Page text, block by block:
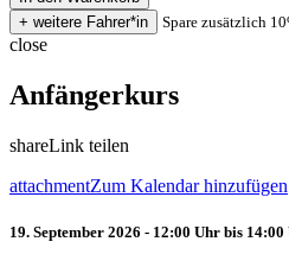
Spare zusätzlich
close
Anfängerkurs
shareLink teilen
attachmentZum Kalendar hinzufügen
19. September 2026 - 12:00 Uhr bis